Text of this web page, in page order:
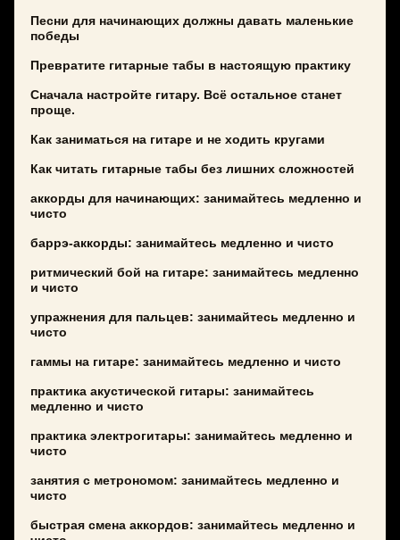
Песни для начинающих должны давать маленькие
победы
Превратите гитарные табы в настоящую практику
Сначала настройте гитару. Всё остальное станет
проще.
Как заниматься на гитаре и не ходить кругами
Как читать гитарные табы без лишних сложностей
аккорды для начинающих: занимайтесь медленно и
чисто
баррэ-аккорды: занимайтесь медленно и чисто
ритмический бой на гитаре: занимайтесь медленно
и чисто
упражнения для пальцев: занимайтесь медленно и
чисто
гаммы на гитаре: занимайтесь медленно и чисто
практика акустической гитары: занимайтесь
медленно и чисто
практика электрогитары: занимайтесь медленно и
чисто
занятия с метрономом: занимайтесь медленно и
чисто
быстрая смена аккордов: занимайтесь медленно и